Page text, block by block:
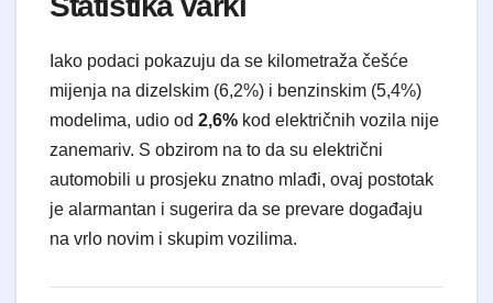
Iako podaci pokazuju da se kilometraža češće
mijenja na dizelskim (6,2%) i benzinskim (5,4%)
modelima, udio od 2,6% kod električnih vozila nije
zanemariv. S obzirom na to da su električni
automobili u prosjeku znatno mlađi, ovaj postotak
je alarmantan i sugerira da se prevare događaju
na vrlo novim i skupim vozilima.